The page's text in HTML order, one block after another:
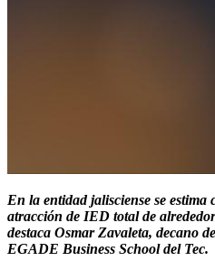
En la entidad jalisciense se
atracción de IED total de
destaca Osmar Zavaleta, decano
EGADE Business School del Tec.